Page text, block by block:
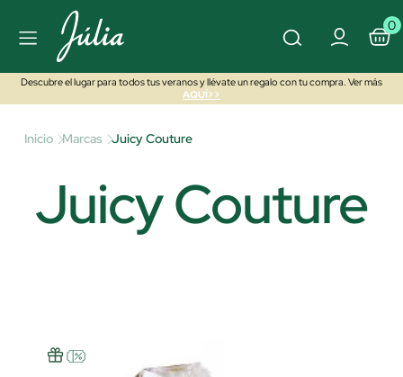
0
Descubre el lugar para todos tus veranos y llévate un regalo con tu compra. Ver más
AQUÍ>>
Inicio Marcas Juicy Couture
Juicy Couture